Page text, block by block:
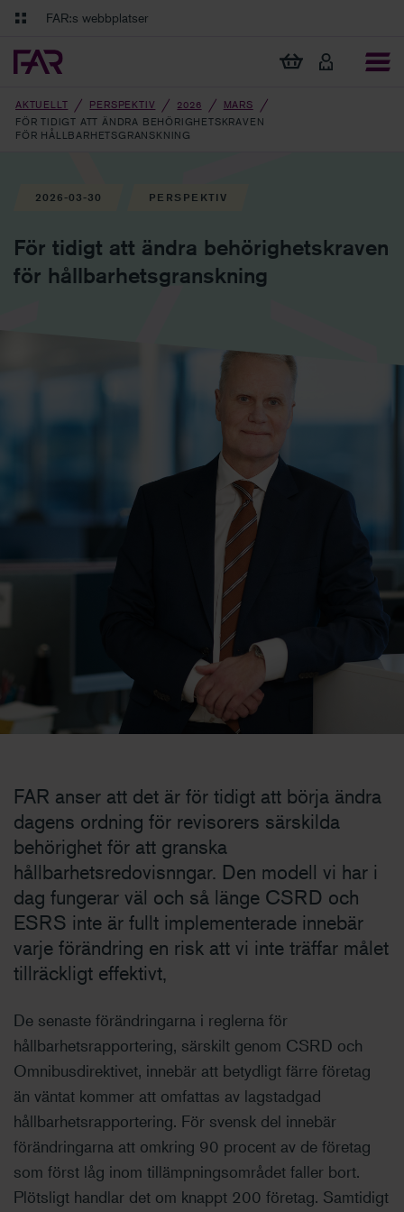
Gå till innehåll
Gå till navigation
Ekonomiska regler på ett och samma ställe
Debatt och fördjupning i branschens frågor
FAR:s webbplatser
Visa min varukorg
AKTUELLT PERSPEKTIV 2026
MARS
FÖR TIDIGT ATT ÄNDRA BEHÖRIGHETSKRAVEN
FÖR HÅLLBARHETSGRANSKNING
2026-03-30 PERSPEKTIV
För tidigt att ändra behörighetskraven
för hållbarhetsgranskning
FAR anser att det är för tidigt att börja ändra
dagens ordning för revisorers särskilda
behörighet för att granska
hållbarhetsredovisnngar. Den modell vi har i
dag fungerar väl och så länge CSRD och
ESRS inte är fullt implementerade innebär
varje förändring en risk att vi inte träffar målet
tillräckligt effektivt,
De senaste förändringarna i reglerna för
hållbarhetsrapportering, särskilt genom CSRD och
Omnibusdirektivet, innebär att betydligt färre företag
än väntat kommer att omfattas av lagstadgad
hållbarhetsrapportering. För svensk del innebär
förändringarna att omkring 90 procent av de företag
som först låg inom tillämpningsområdet faller bort.
Plötsligt handlar det om knappt 200 företag. Samtidigt